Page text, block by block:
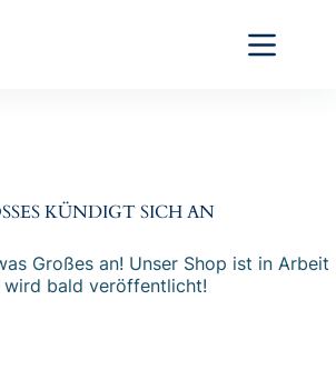
KÜNDIGT SICH AN
Großes an! Unser Shop ist in Arbeit
wird bald veröffentlicht!